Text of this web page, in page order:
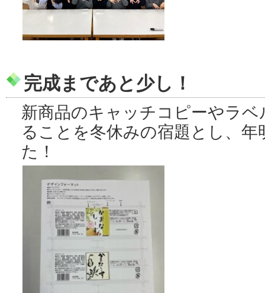
完成まであと少し！
新商品のキャッチコピーやラ
ることを冬休みの宿題とし、
た！